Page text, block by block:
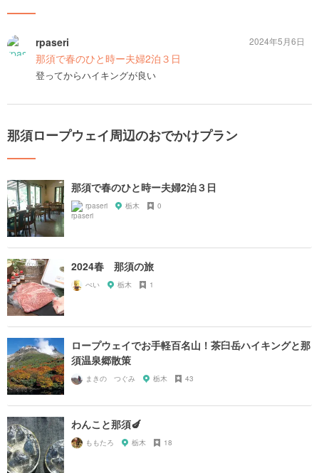
rpaseri
那須で春のひと時ー夫婦2泊３日
登ってからハイキングが良い
2024年5月6日
那須ロープウェイ周辺のおでかけプラン
那須で春のひと時ー夫婦2泊３日
rpaseri 栃木 0
2024春 那須の旅
ぺい 栃木 1
ロープウェイでお手軽百名山！茶臼岳ハイキングと那
須温泉郷散策
まきの つぐみ 栃木 43
わんこと那須🍆
ももたろ 栃木 18